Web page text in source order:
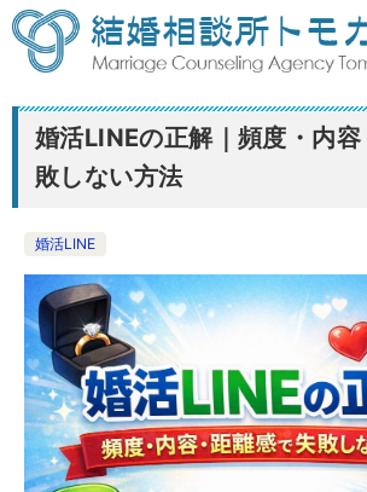
婚活LINEの正解｜頻度・内
敗しない方法
婚活LINE